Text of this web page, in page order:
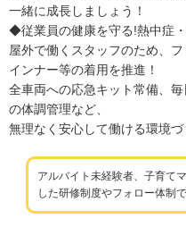
一緒に成長しましょう！
◆従業員の健康を守る!熱中症
屋外で働くスタッフのため、
インナー等の着用を推進！
全車両への応急キット常備、
の体調管理など、
無理なく安心して働ける環境づ
アルバイト未経験者、子育て
した研修制度やフォロー体制